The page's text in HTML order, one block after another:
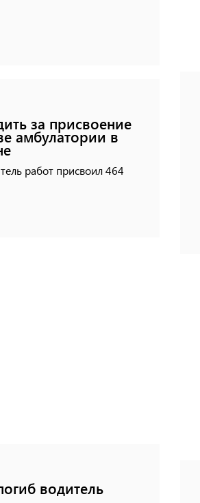
за присвоение
амбулатории в
работ присвоил 464
водитель